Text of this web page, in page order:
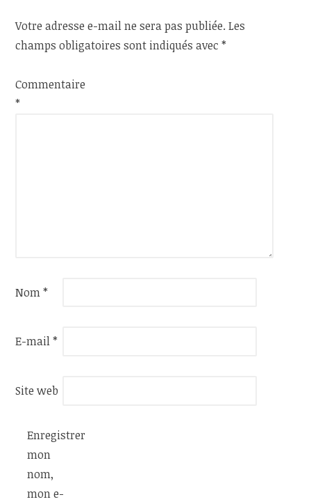
Votre adresse e-mail ne sera pas publiée. Les
champs obligatoires sont indiqués avec*
Commentaire
*
Nom*
E-mail*
Site web
Enregistrer
mon
nom,
mon e-